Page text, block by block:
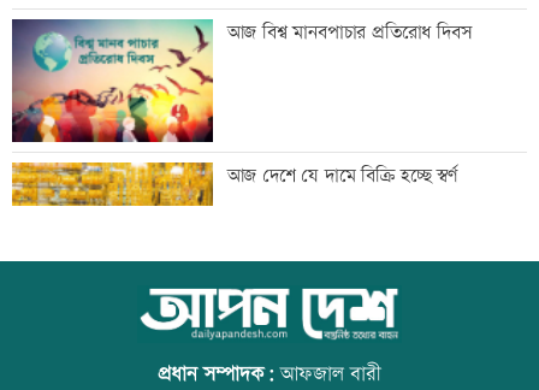
মেঘনার ভাঙনরোধে জিও ব্যাগ প্রকল্পে
অনিয়ম, এলাকাবাসীর মানববন্ধন
বাংলাদেশি পাঁচ হাজার কৃষি শ্রমিক নেবে
ওমান
স্বর্ণ খাতকে আনুষ্ঠানিক কাঠামোয় আনছে
সরকার, মতামত চাইল মন্ত্রণালয়
আজ বিশ্ব মানবপাচার প্রতিরোধ দিবস
আজ দেশে যে দামে বিক্রি হচ্ছে স্বর্ণ
আজ বিশ্ব বন্ধু দিবস
প্রধান সম্পাদক:আফজাল বারী